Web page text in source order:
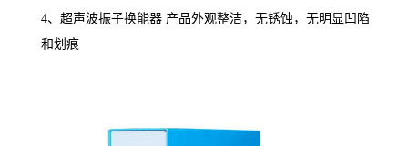
4、超声波振子换能器 产品外观整洁，无锈蚀，无明显凹陷
和划痕